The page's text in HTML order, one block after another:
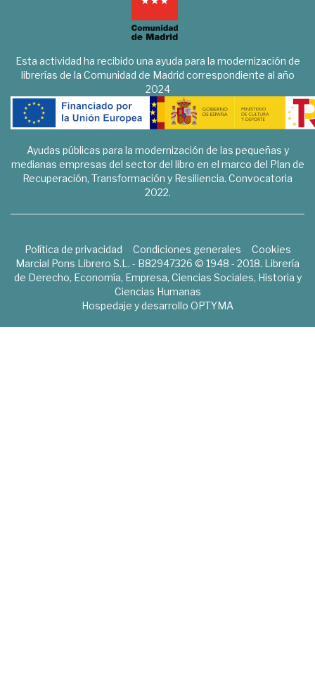
Esta actividad ha recibido una ayuda para la modernización de
librerías de la Comunidad de Madrid correspondiente al año
2024
Ayudas públicas para la modernización de las pequeñas y
medianas empresas del sector del libro en el marco del Plan de
Recuperación, Transformación y Resiliencia. Convocatoria
2022.
Política de privacidad Condiciones generales
Cookies
Marcial Pons Librero S.L. - B82947326 © 1948 - 2018. Librería
de Derecho, Economía, Empresa, Ciencias Sociales, Historia y
Ciencias Humanas
Hospedaje y desarrollo OPTYMA